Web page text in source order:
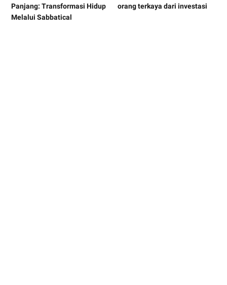
Panjang: Transformasi Hidup
Melalui Sabbatical
orang terkaya dari investasi